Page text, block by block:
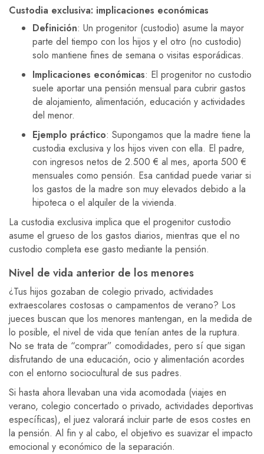
Custodia exclusiva: implicaciones económicas
Definición: Un progenitor (custodio) asume la mayor
parte del tiempo con los hijos y el otro (no custodio)
solo mantiene fines de semana o visitas esporádicas.
Implicaciones económicas: El progenitor no custodio
suele aportar una pensión mensual para cubrir gastos
de alojamiento, alimentación, educación y actividades
del menor.
Ejemplo práctico: Supongamos que la madre tiene la
custodia exclusiva y los hijos viven con ella. El padre,
con ingresos netos de 2.500 € al mes, aporta 500 €
mensuales como pensión. Esa cantidad puede variar si
los gastos de la madre son muy elevados debido a la
hipoteca o el alquiler de la vivienda.
La custodia exclusiva implica que el progenitor custodio
asume el grueso de los gastos diarios, mientras que el no
custodio completa ese gasto mediante la pensión.
Nivel de vida anterior de los menores
¿Tus hijos gozaban de colegio privado, actividades
extraescolares costosas o campamentos de verano? Los
jueces buscan que los menores mantengan, en la medida de
lo posible, el nivel de vida que tenían antes de la ruptura.
No se trata de “comprar” comodidades, pero sí que sigan
disfrutando de una educación, ocio y alimentación acordes
con el entorno sociocultural de sus padres.
Si hasta ahora llevaban una vida acomodada (viajes en
verano, colegio concertado o privado, actividades deportivas
específicas), el juez valorará incluir parte de esos costes en
la pensión. Al fin y al cabo, el objetivo es suavizar el impacto
emocional y económico de la separación.